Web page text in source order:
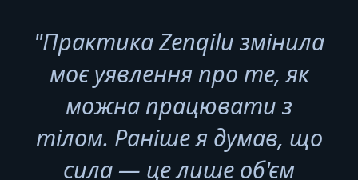
"Практика Zenqilu змінила
моє уявлення про те, як
можна працювати з
тілом. Раніше я думав, що
сила — це лише об'єм